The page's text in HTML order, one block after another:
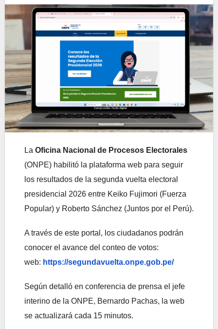
La Oficina Nacional de Procesos Electorales
(ONPE) habilitó la plataforma web para seguir
los resultados de la segunda vuelta electoral
presidencial 2026 entre Keiko Fujimori (Fuerza
Popular) y Roberto Sánchez (Juntos por el Perú).
A través de este portal, los ciudadanos podrán
conocer el avance del conteo de votos:
web: https://segundavuelta.onpe.gob.pe/
Según detalló en conferencia de prensa el jefe
interino de la ONPE, Bernardo Pachas, la web
se actualizará cada 15 minutos.